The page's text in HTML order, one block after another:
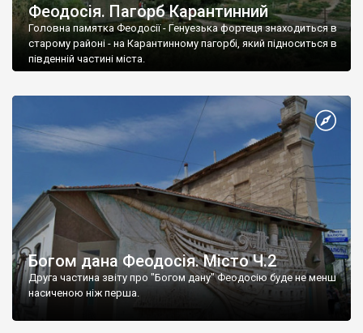
Феодосія. Пагорб Карантинний
Головна памятка Феодосії - Генуезька фортеця знаходиться в
старому районі - на Карантинному пагорбі, який підноситься в
південній частині міста.
Богом дана Феодосія. Місто Ч.2
Друга частина звіту про "Богом дану" Феодосію буде не менш
насиченою ніж перша.